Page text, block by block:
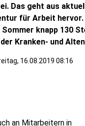
Das geht aus
für Arbeit hervor.
knapp 130
Kranken- und
16.08.2019 08:16
an Mitarbeitern in